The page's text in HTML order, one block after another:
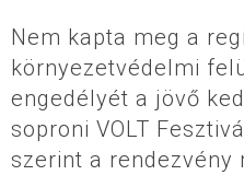
Nem kapta meg a
környezetvédelmi
engedélyét a jövő
soproni VOLT
szerint a rendezvény